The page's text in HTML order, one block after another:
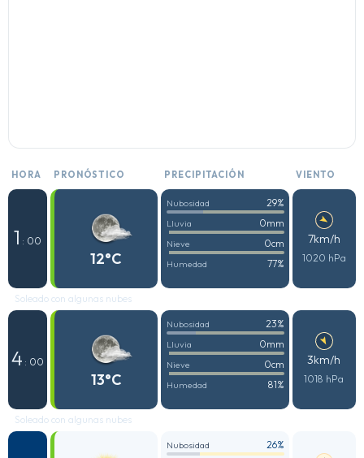
HORA PRONÓSTICO PRECIPITACIÓN VIENTO
1 : 00
12°C
Nubosidad 29%
Lluvia 0mm
Nieve 0cm
Humedad 77%
7km/h
1020 hPa
Soleado con algunas nubes
4 : 00
13°C
Nubosidad 23%
Lluvia 0mm
Nieve 0cm
Humedad 81%
3km/h
1018 hPa
Soleado con algunas nubes
Nubosidad 26%